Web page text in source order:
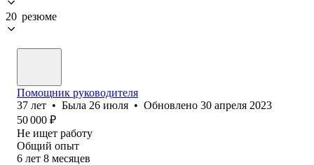
20 резюме
Помощник руководителя
37 лет • Была 26 июля • Обновлено 30 апреля 2023
50 000 ₽
Не ищет работу
Общий опыт
6 лет 8 месяцев